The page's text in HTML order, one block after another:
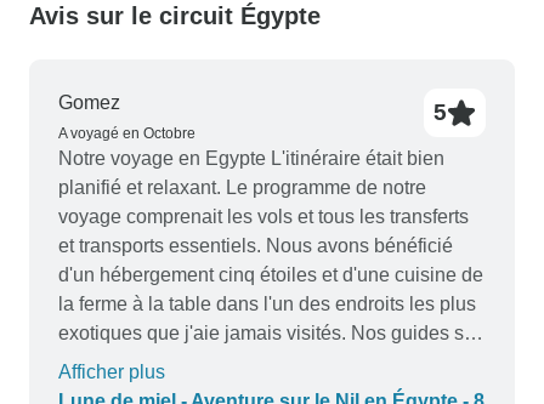
Avis sur le circuit Égypte
Gomez
A voyagé en Octobre
5
Notre voyage en Egypte L'itinéraire était bien
planifié et relaxant. Le programme de notre
voyage comprenait les vols et tous les transferts
et transports essentiels. Nous avons bénéficié
d'un hébergement cinq étoiles et d'une cuisine de
la ferme à la table dans l'un des endroits les plus
exotiques que j'aie jamais visités. Nos guides sur
la croisière sur le Nil étaient des égyptologues
expérimentés qui nous ont offert une expérience
Afficher plus